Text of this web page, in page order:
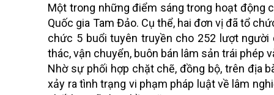
Một trong những điểm sáng trong hoạt động
Quốc gia Tam Đảo. Cụ thể, hai đơn vị đã tổ
chức 5 buổi tuyên truyền cho 252 lượt
thác, vận chuyển, buôn bán lâm sản trái phép
Nhờ sự phối hợp chặt chẽ, đồng bộ, trên địa
xảy ra tình trạng vi phạm pháp luật về lâm